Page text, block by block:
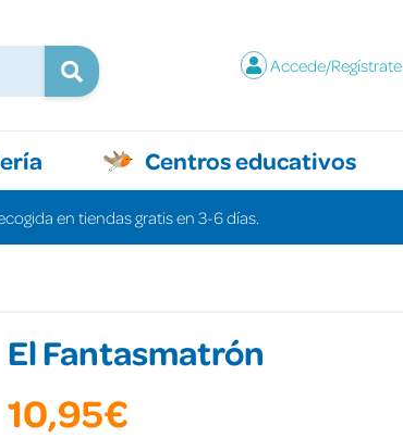
Accede/Regístrate
Centros educativos
en tiendas gratis en 3-6 días.
El Fantasmatrón
10,95€